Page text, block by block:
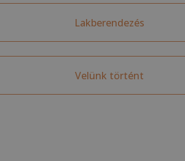
Lakberendezés
Velünk történt